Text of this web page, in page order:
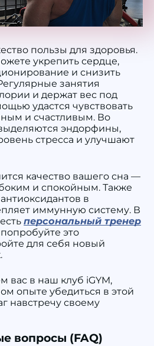
пользы для здоровья.
укрепить сердце,
и снизить
занятия
и держат вес под
удастся чувствовать
и счастливым. Во
эндорфины,
стресса и улучшают
качество вашего сна —
и спокойным. Также
в
иммунную систему. В
персональный тренер
это
для себя новый
вас в наш клуб iGYM,
опыте убедиться в этой
навстречу своему
вопросы (FAQ)